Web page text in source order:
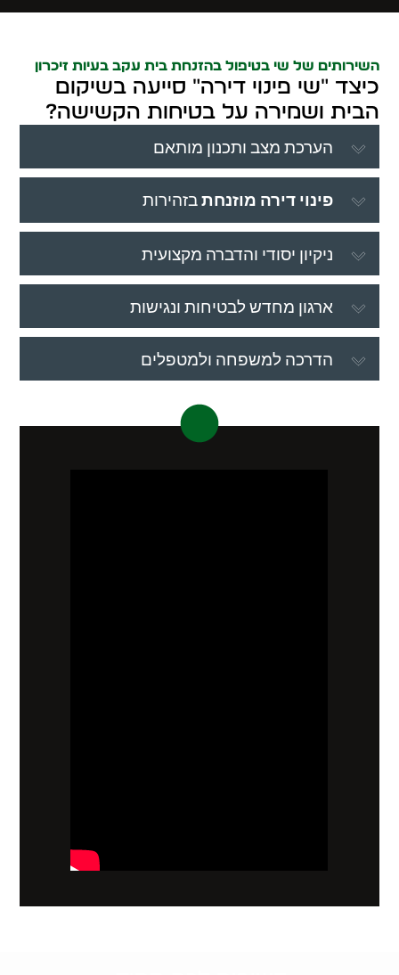
השירותים של שי בטיפול בהזנחת בית עקב בעיות זיכרון
כיצד "שי פינוי דירה" סייעה בשיקום
הבית ושמירה על בטיחות הקשישה?
הערכת מצב ותכנון מותאם
פינוי דירה מוזנחתבזהירות
ניקיון יסודי והדברה מקצועית
ארגון מחדש לבטיחות ונגישות
הדרכה למשפחה ולמטפלים